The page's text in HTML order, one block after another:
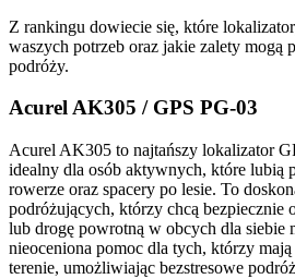
Z rankingu dowiecie się, które
waszych potrzeb oraz jakie zalety mogą
podróży.
Acurel AK305 / GPS PG-03
Acurel AK305 to najtańszy lokalizator
idealny dla osób aktywnych, które lubią
rowerze oraz spacery po lesie. To
podróżujących, którzy chcą bezpiecznie
lub drogę powrotną w obcych dla siebie
nieoceniona pomoc dla tych, którzy
terenie, umożliwiając bezstresowe